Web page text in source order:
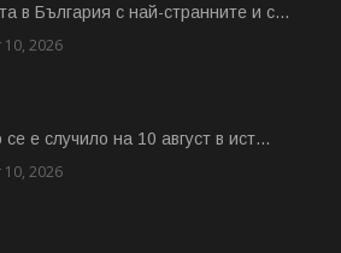
в България с най-странните и с...
10, 2026
се е случило на 10 август в ист...
10, 2026